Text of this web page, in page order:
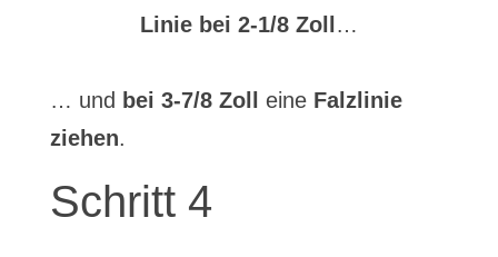
Linie bei 2-1/8 Zoll …
… und bei 3-7/8 Zoll eine Falzlinie
ziehen.
Schritt 4